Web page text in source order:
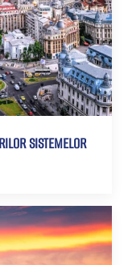
SISTEMELOR